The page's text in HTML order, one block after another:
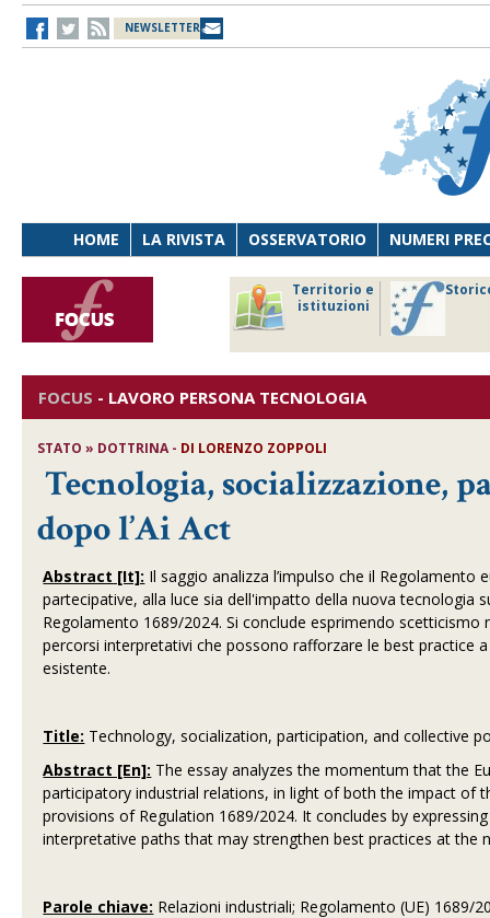
NEWSLETTER
HOME LA RIVISTA OSSERVATORIO NUMERI
Territorio e
istituzioni
FOCUS - LAVORO PERSONA TECNOLOGIA
STATO » DOTTRINA - DI LORENZO ZOPPOLI
Tecnologia, socializzazione,
dopo l’Ai Act
Abstract [It]: Il saggio analizza l’impulso che il
partecipative, alla luce sia dell'impatto della nuova tecnologia
Regolamento 1689/2024. Si conclude esprimendo
percorsi interpretativi che possono rafforzare le best practice
esistente.
Title: Technology, socialization, participation, and collective
Abstract [En]: The essay analyzes the momentum that the
participatory industrial relations, in light of both the impact of
provisions of Regulation 1689/2024. It concludes by
interpretative paths that may strengthen best practices at the
Parole chiave: Relazioni industriali; Regolamento (UE) 1689/